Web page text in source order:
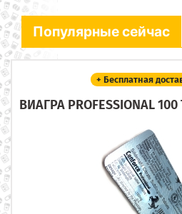
Популярные сейчас
+ Бесплатная
ВИАГРА PROFESSIONAL